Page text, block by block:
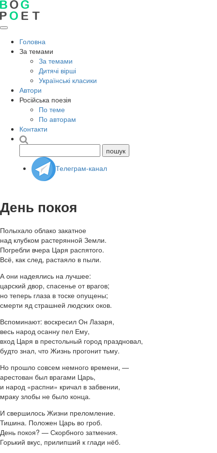
Головна
За темами
За темами
Дитячі вірші
Українські класики
Автори
Російська поезія
По теме
По авторам
Контакти
Телеграм-канал
День покоя
Полыхало облако закатное
над клубком растерянной Земли.
Погребли вчера Царя распятого.
Всё, как след, растаяло в пыли.
А они надеялись на лучшее:
царский двор, спасенье от врагов;
но теперь глаза в тоске опущены;
смерти яд страшней людских оков.
Вспоминают: воскресил Он Лазаря,
весь народ осанну пел Ему,
вход Царя в престольный город праздновал,
будто знал, что Жизнь прогонит тьму.
Но прошло совсем немного времени, —
арестован был врагами Царь,
и народ «распни» кричал в забвении,
мраку злобы не было конца.
И свершилось Жизни преломление.
Тишина. Положен Царь во гроб.
День покоя? — Скорбного затмения.
Горький вкус, прилипший к глади нёб.